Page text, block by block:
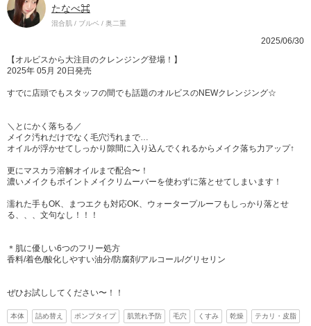
たなべ⌘
混合肌 / ブルベ / 奥二重
2025/06/30
【オルビスから大注目のクレンジング登場！】
2025年 05月 20日発売
すでに店頭でもスタッフの間でも話題のオルビスのNEWクレンジング☆
＼とにかく落ちる／
メイク汚れだけでなく毛穴汚れまで…
オイルが浮かせてしっかり隙間に入り込んでくれるからメイク落ち力アップ↑
更にマスカラ溶解オイルまで配合〜！
濃いメイクもポイントメイクリムーバーを使わずに落とせてしまいます！
濡れた手もOK、まつエクも対応OK、ウォータープルーフもしっかり落とせ
る、、、文句なし！！！
＊肌に優しい6つのフリー処方
香料/着色/酸化しやすい油分/防腐剤/アルコール/グリセリン
ぜひお試ししてください〜！！
本体 詰め替え ポンプタイプ 肌荒れ予防 毛穴 くすみ 乾燥 テカリ・皮脂